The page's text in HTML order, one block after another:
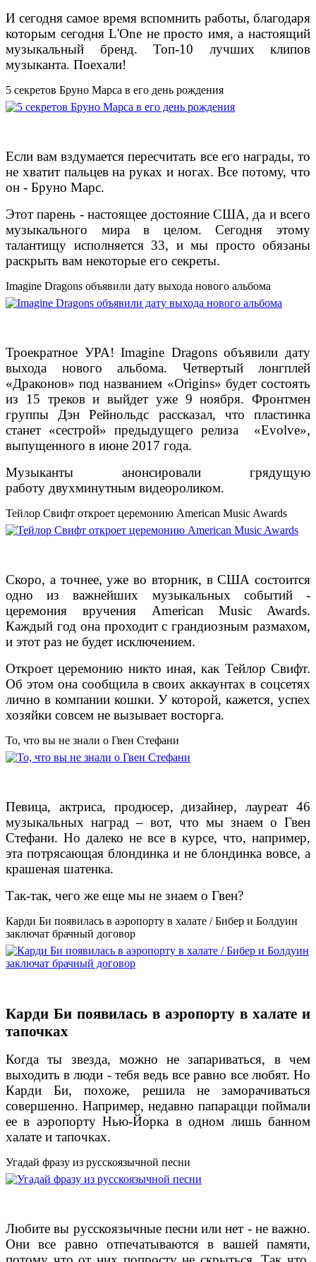
И сегодня самое время вспомнить работы, благодаря
которым сегодня L'One не просто имя, а настоящий
музыкальный бренд. Топ-10 лучших клипов
музыканта. Поехали!
5 секретов Бруно Марса в его день рождения
Если вам вздумается пересчитать все его награды, то
не хватит пальцев на руках и ногах. Все потому, что
он - Бруно Марс.
Этот парень - настоящее достояние США, да и всего
музыкального мира в целом. Сегодня этому
талантищу исполняется 33, и мы просто обязаны
раскрыть вам некоторые его секреты.
Imagine Dragons объявили дату выхода нового альбома
Троекратное УРА! Imagine Dragons объявили дату
выхода нового альбома. Четвертый лонгплей
«Драконов» под названием «Origins» будет состоять
из 15 треков и выйдет уже 9 ноября. Фронтмен
группы Дэн Рейнольдс рассказал, что пластинка
станет «сестрой» предыдущего релиза «Evolve»,
выпущенного в июне 2017 года.
Музыканты анонсировали грядущую
работу двухминутным видеороликом.
Тейлор Свифт откроет церемонию American Music Awards
Скоро, а точнее, уже во вторник, в США состоится
одно из важнейших музыкальных событий -
церемония вручения American Music Awards.
Каждый год она проходит с грандиозным размахом,
и этот раз не будет исключением.
Откроет церемонию никто иная, как Тейлор Свифт.
Об этом она сообщила в своих аккаунтах в соцсетях
лично в компании кошки. У которой, кажется, успех
хозяйки совсем не вызывает восторга.
То, что вы не знали о Гвен Стефани
Певица, актриса, продюсер, дизайнер, лауреат 46
музыкальных наград – вот, что мы знаем о Гвен
Стефани. Но далеко не все в курсе, что, например,
эта потрясающая блондинка и не блондинка вовсе, а
крашеная шатенка.
Так-так, чего же еще мы не знаем о Гвен?
Карди Би появилась в аэропорту в халате / Бибер и Болдуин
заключат брачный договор
Карди Би появилась в аэропорту в халате и
тапочках
Когда ты звезда, можно не запариваться, в чем
выходить в люди - тебя ведь все равно все любят. Но
Карди Би, похоже, решила не заморачиваться
совершенно. Например, недавно папарацци поймали
ее в аэропорту Нью-Йорка в одном лишь банном
халате и тапочках.
Угадай фразу из русскоязычной песни
Любите вы русскоязычные песни или нет - не важно.
Они все равно отпечатываются в вашей памяти,